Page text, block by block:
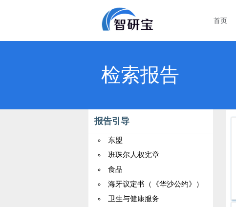
首页
检索报告
报告引导
东盟
班珠尔人权宪章
食品
海牙议定书（《华沙公约》）
卫生与健康服务